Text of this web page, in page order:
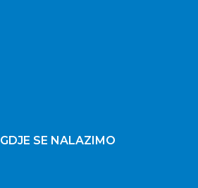
GDJE SE NALAZIMO